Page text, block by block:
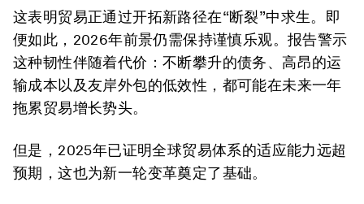
这表明贸易正通过开拓新路径在“断裂”中求生。即
便如此，2026年前景仍需保持谨慎乐观。报告警示
这种韧性伴随着代价：不断攀升的债务、高昂的运
输成本以及友岸外包的低效性，都可能在未来一年
拖累贸易增长势头。
但是，2025年已证明全球贸易体系的适应能力远超
预期，这也为新一轮变革奠定了基础。